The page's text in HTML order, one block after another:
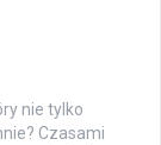
nie tylko
Czasami